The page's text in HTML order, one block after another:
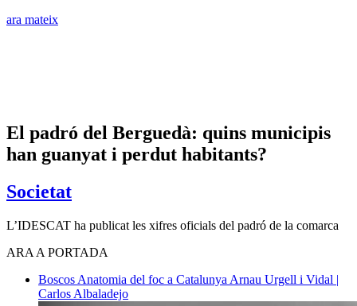
ara mateix
El padró del Berguedà: quins municipis
han guanyat i perdut habitants?
Societat
L’IDESCAT ha publicat les xifres oficials del padró de la comarca
ARA A PORTADA
Boscos Anatomia del foc a Catalunya Arnau Urgell i Vidal |
Carlos Albaladejo